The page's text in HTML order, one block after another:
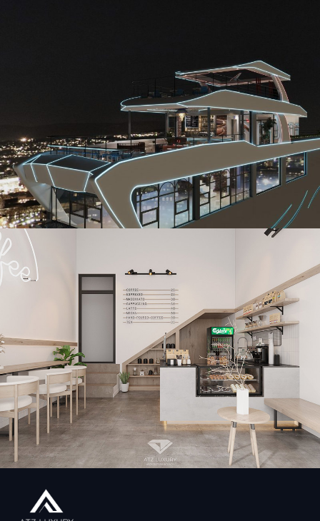
Dự án thiết kế quán cafe sân thượng tại Chùa Bộc – Anh
Cường
Mẫu thiết kế quán cafe bánh ngọt Xoài Cafe tại Hà Nội